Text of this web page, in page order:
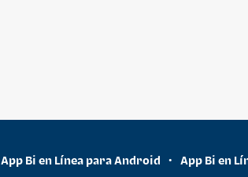
App Bi en Línea para Android • App Bi en